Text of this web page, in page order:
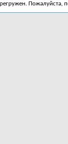
Пожалуйста,